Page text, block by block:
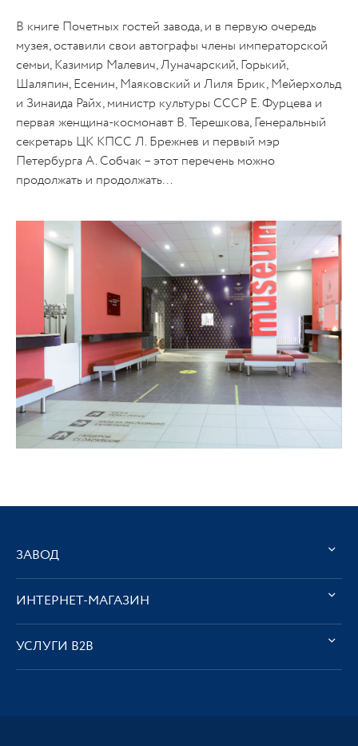
В книге Почетных гостей завода, и в первую очередь
музея, оставили свои автографы члены императорской
семьи, Казимир Малевич, Луначарский, Горький,
Шаляпин, Есенин, Маяковский и Лиля Брик, Мейерхольд
и Зинаида Райх, министр культуры СССР Е. Фурцева и
первая женщина-космонавт В. Терешкова, Генеральный
секретарь ЦК КПСС Л. Брежнев и первый мэр
Петербурга А. Собчак – этот перечень можно
продолжать и продолжать…
ЗАВОД
ИНТЕРНЕТ-МАГАЗИН
УСЛУГИ В2В